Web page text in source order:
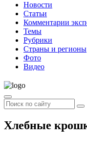
Новости
Статьи
Комментарии
Темы
Рубрики
Страны и регионы
Фото
Видео
Хлебные